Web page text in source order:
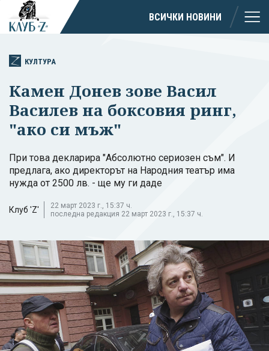
ВСИЧКИ НОВИНИ
КУЛТУРА
Камен Донев зове Васил
Василев на боксовия ринг,
"ако си мъж"
При това декларира "Абсолютно сериозен съм". И
предлага, ако директорът на Народния театър има
нужда от 2500 лв. - ще му ги даде
Клуб 'Z'
22 март 2023 г., 15:37 ч.
последна редакция 22 март 2023 г., 15:37 ч.